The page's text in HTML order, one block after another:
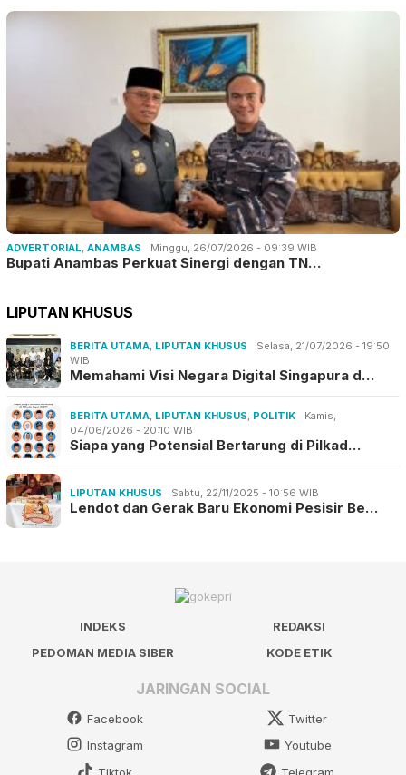
ADVERTORIAL, ANAMBAS Minggu, 26/07/2026 - 09:39 WIB
Bupati Anambas Perkuat Sinergi dengan TN…
LIPUTAN KHUSUS
BERITA UTAMA, LIPUTAN KHUSUS
Selasa, 21/07/2026 - 19:50
WIB
Memahami Visi Negara Digital Singapura d…
BERITA UTAMA, LIPUTAN KHUSUS, POLITIK
Kamis,
04/06/2026 - 20:10 WIB
Siapa yang Potensial Bertarung di Pilkad…
LIPUTAN KHUSUS Sabtu, 22/11/2025 - 10:56 WIB
Lendot dan Gerak Baru Ekonomi Pesisir Be…
INDEKS
REDAKSI
PEDOMAN MEDIA SIBER
KODE ETIK
JARINGAN SOCIAL
Facebook
Twitter
Instagram
Youtube